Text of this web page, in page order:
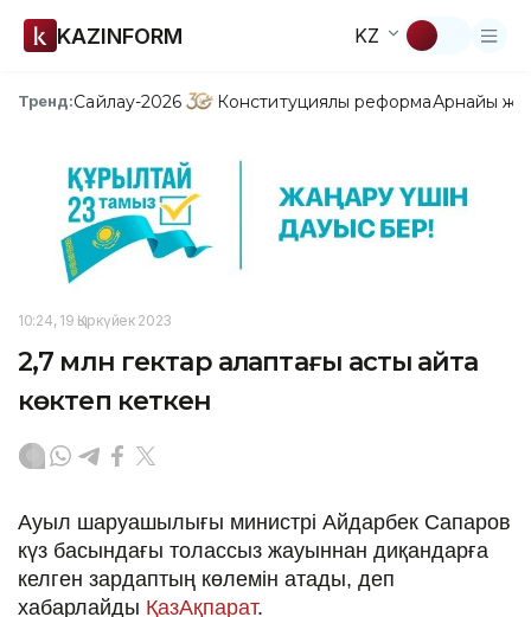
KAZINFORM KZ
Тренд:Сайлау-2026 Конституциялық реформаАрнайы
10:24, 19 Қыркүйек 2023
2,7 млн гектар алқаптағы астық қайта
көктеп кеткен
Ауыл шаруашылығы министрі Айдарбек Сапаров
күз басындағы толассыз жауыннан диқандарға
келген зардаптың көлемін атады, деп
хабарлайды ҚазАқпарат.